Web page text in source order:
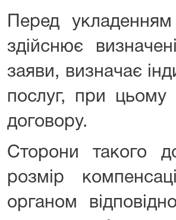
Перед
здійснює
заяви, визначає
послуг, при цьому
договору.
Сторони такого
розмір
органом